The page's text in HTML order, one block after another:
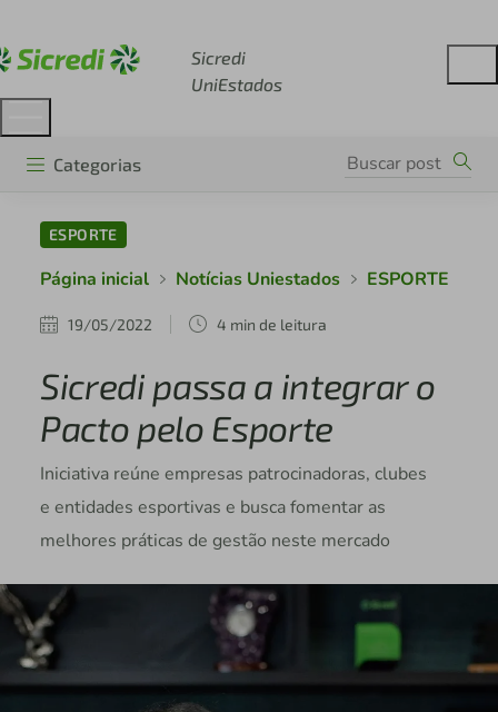
Sicredi
UniEstados
Categorias
ESPORTE
Página inicial Notícias Uniestados ESPORTE
19/05/2022 4 min de leitura
Sicredi passa a integrar o
Pacto pelo Esporte
Iniciativa reúne empresas patrocinadoras, clubes
e entidades esportivas e busca fomentar as
melhores práticas de gestão neste mercado